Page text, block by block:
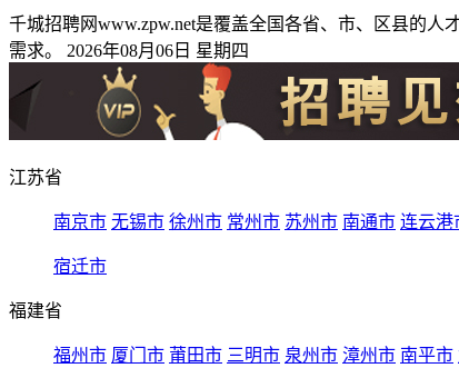
千城招聘网www.zpw.net是覆盖全国各省、市、区县的
需求。 2026年08月06日 星期四
江苏省
南京市 无锡市 徐州市 常州市 苏州市 南通市 连云港
宿迁市
福建省
福州市 厦门市 莆田市 三明市 泉州市 漳州市 南平市